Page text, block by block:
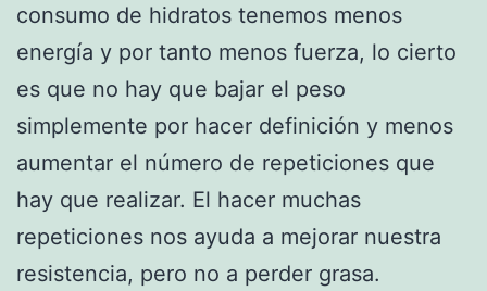
consumo de hidratos tenemos menos
energía y por tanto menos fuerza, lo cierto
es que no hay que bajar el peso
simplemente por hacer definición y menos
aumentar el número de repeticiones que
hay que realizar. El hacer muchas
repeticiones nos ayuda a mejorar nuestra
resistencia, pero no a perder grasa.